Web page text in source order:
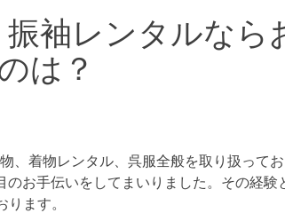
袖レンタルなら
は？
、着物レンタル、呉服全般を取り扱って
お手伝いをしてまいりました。その経験
ます。